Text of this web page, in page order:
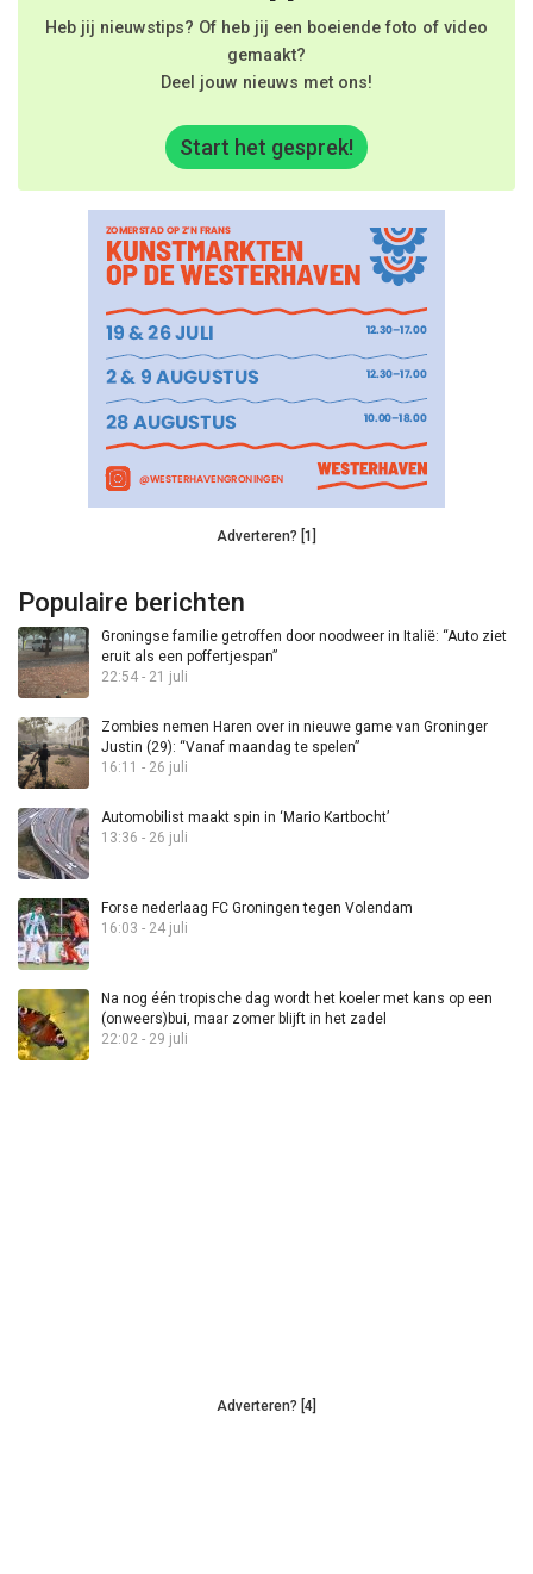
Heb jij nieuwstips? Of heb jij een boeiende foto of video
gemaakt?
Deel jouw nieuws met ons!
Start het gesprek!
Adverteren? [1]
Populaire berichten
Groningse familie getroffen door noodweer in Italië: “Auto ziet
eruit als een poffertjespan”
22:54 - 21 juli
Zombies nemen Haren over in nieuwe game van Groninger
Justin (29): “Vanaf maandag te spelen”
16:11 - 26 juli
Automobilist maakt spin in ‘Mario Kartbocht’
13:36 - 26 juli
Forse nederlaag FC Groningen tegen Volendam
16:03 - 24 juli
Na nog één tropische dag wordt het koeler met kans op een
(onweers)bui, maar zomer blijft in het zadel
22:02 - 29 juli
Adverteren? [4]